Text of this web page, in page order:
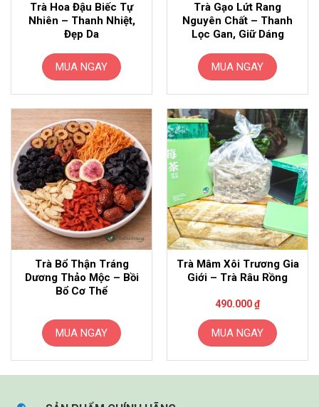
Trà Hoa Đậu Biếc Tự
Nhiên – Thanh Nhiệt,
Đẹp Da
MUA NGAY
Trà Gạo Lứt Rang
Nguyên Chất – Thanh
Lọc Gan, Giữ Dáng
MUA NGAY
Trà Bổ Thận Tráng
Dương Thảo Mộc – Bồi
Bổ Cơ Thể
MUA NGAY
Trà Mâm Xôi Trương Gia
Giới – Trà Râu Rồng
490.000₫
MUA NGAY